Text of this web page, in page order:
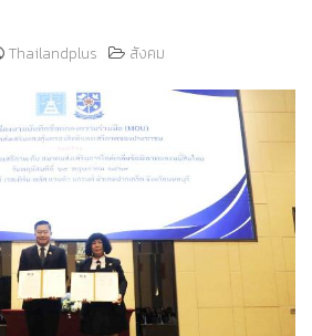
Thailandplus สังคม